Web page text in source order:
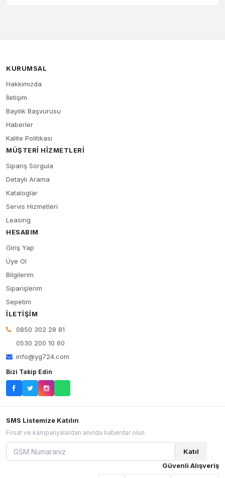
KURUMSAL
Hakkımızda
İletişim
Bayilik Başvurusu
Haberler
Kalite Politikası
MÜŞTERI HIZMETLERI
Sipariş Sorgula
Detaylı Arama
Kataloglar
Servis Hizmetleri
Leasing
HESABIM
Giriş Yap
Üye Ol
Bilgilerim
Siparişlerim
Sepetim
İLETIŞIM
0850 302 28 81
0530 200 10 60
info@yg724.com
Bizi Takip Edin
SMS Listemize Katılın
Fırsat ve kampanyalardan anında haberdar olun.
Katıl
Güvenli Alışveriş